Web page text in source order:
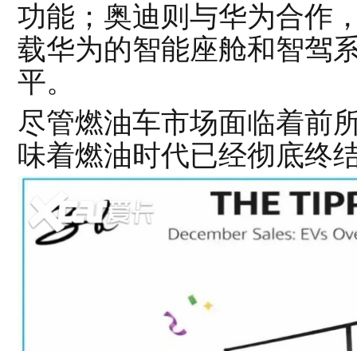
功能；奥迪则与华为合作
载华为的智能座舱和智驾
平。
尽管燃油车市场面临着前
味着燃油时代已经彻底终